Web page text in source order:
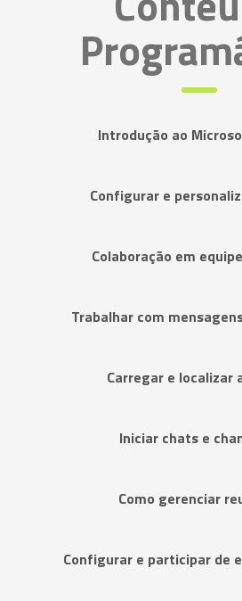
Introdução ao
Configurar e
Colaboração em
Trabalhar com
Carregar e localizar
Iniciar chats e
Como gerenciar
Configurar e participar de